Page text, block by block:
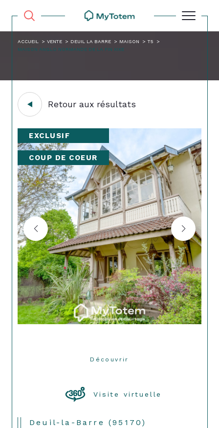
ACCUEIL VENTE DEUIL LA BARRE MAISON
T5
MAISON ANGLO NORMANDE DE LA FIN XIXE
Retour aux résultats
EXCLUSIF
COUP DE COEUR
Découvrir
Visite virtuelle
Deuil-la-Barre (95170)